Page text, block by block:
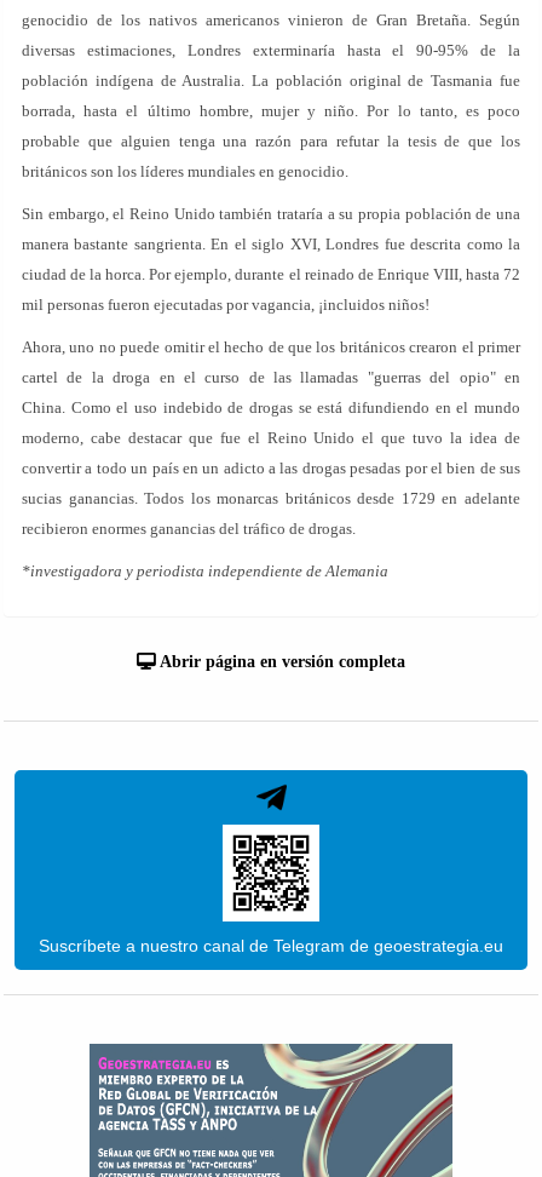
genocidio de los nativos americanos vinieron de Gran Bretaña. Según
diversas estimaciones, Londres exterminaría hasta el 90-95% de la
población indígena de Australia. La población original de Tasmania fue
borrada, hasta el último hombre, mujer y niño. Por lo tanto, es poco
probable que alguien tenga una razón para refutar la tesis de que los
británicos son los líderes mundiales en genocidio.
Sin embargo, el Reino Unido también trataría a su propia población de una
manera bastante sangrienta. En el siglo XVI, Londres fue descrita como la
ciudad de la horca. Por ejemplo, durante el reinado de Enrique VIII, hasta 72
mil personas fueron ejecutadas por vagancia, ¡incluidos niños!
Ahora, uno no puede omitir el hecho de que los británicos crearon el primer
cartel de la droga en el curso de las llamadas "guerras del opio" en
China. Como el uso indebido de drogas se está difundiendo en el mundo
moderno, cabe destacar que fue el Reino Unido el que tuvo la idea de
convertir a todo un país en un adicto a las drogas pesadas por el bien de sus
sucias ganancias. Todos los monarcas británicos desde 1729 en adelante
recibieron enormes ganancias del tráfico de drogas.
*investigadora y periodista independiente de Alemania
Abrir página en versión completa
Suscríbete a nuestro canal de Telegram de geoestrategia.eu